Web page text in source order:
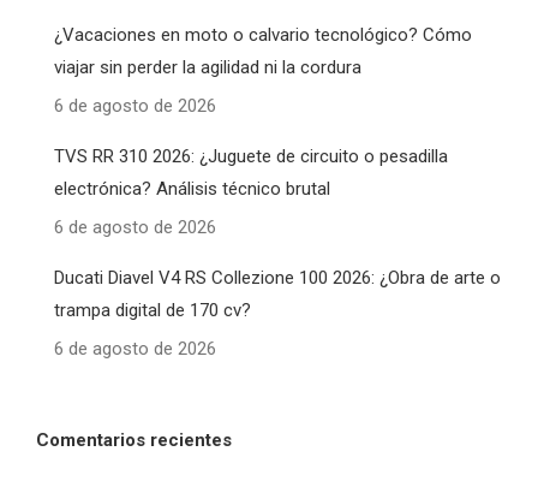
¿Vacaciones en moto o calvario tecnológico? Cómo
viajar sin perder la agilidad ni la cordura
6 de agosto de 2026
TVS RR 310 2026: ¿Juguete de circuito o pesadilla
electrónica? Análisis técnico brutal
6 de agosto de 2026
Ducati Diavel V4 RS Collezione 100 2026: ¿Obra de arte o
trampa digital de 170 cv?
6 de agosto de 2026
Comentarios recientes